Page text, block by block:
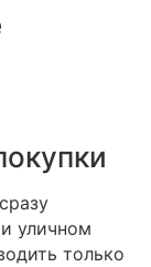
уличном
только